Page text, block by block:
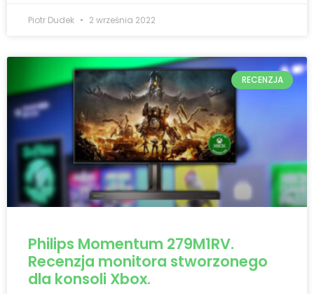
Piotr Dudek 2 września 2022
RECENZJA
Philips Momentum 279M1RV.
Recenzja monitora stworzonego
dla konsoli Xbox.